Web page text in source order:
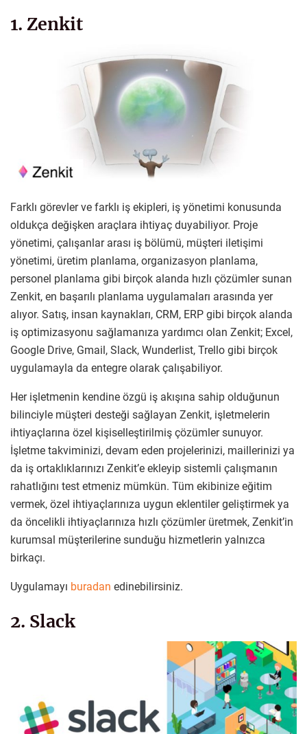
1. Zenkit
Farklı görevler ve farklı iş ekipleri, iş yönetimi konusunda
oldukça değişken araçlara ihtiyaç duyabiliyor. Proje
yönetimi, çalışanlar arası iş bölümü, müşteri iletişimi
yönetimi, üretim planlama, organizasyon planlama,
personel planlama gibi birçok alanda hızlı çözümler sunan
Zenkit, en başarılı planlama uygulamaları arasında yer
alıyor. Satış, insan kaynakları, CRM, ERP gibi birçok alanda
iş optimizasyonu sağlamanıza yardımcı olan Zenkit; Excel,
Google Drive, Gmail, Slack, Wunderlist, Trello gibi birçok
uygulamayla da entegre olarak çalışabiliyor.
Her işletmenin kendine özgü iş akışına sahip olduğunun
bilinciyle müşteri desteği sağlayan Zenkit, işletmelerin
ihtiyaçlarına özel kişiselleştirilmiş çözümler sunuyor.
İşletme takviminizi, devam eden projelerinizi, maillerinizi ya
da iş ortaklıklarınızı Zenkit’e ekleyip sistemli çalışmanın
rahatlığını test etmeniz mümkün. Tüm ekibinize eğitim
vermek, özel ihtiyaçlarınıza uygun eklentiler geliştirmek ya
da öncelikli ihtiyaçlarınıza hızlı çözümler üretmek, Zenkit’in
kurumsal müşterilerine sunduğu hizmetlerin yalnızca
birkaçı.
Uygulamayı buradan edinebilirsiniz.
2. Slack